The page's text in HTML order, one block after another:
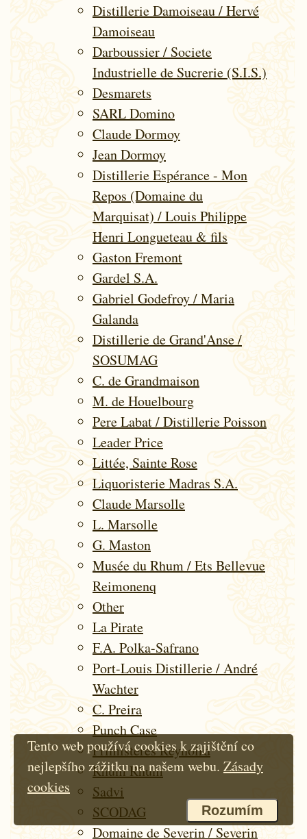
Distillerie Damoiseau / Hervé
Damoiseau
Darboussier / Societe
Industrielle de Sucrerie (S.I.S.)
Desmarets
SARL Domino
Claude Dormoy
Jean Dormoy
Distillerie Espérance - Mon
Repos (Domaine du
Marquisat) / Louis Philippe
Henri Longueteau & fils
Gaston Fremont
Gardel S.A.
Gabriel Godefroy / Maria
Galanda
Distillerie de Grand'Anse /
SOSUMAG
C. de Grandmaison
M. de Houelbourg
Pere Labat / Distillerie Poisson
Leader Price
Littée, Sainte Rose
Liquoristerie Madras S.A.
Claude Marsolle
L. Marsolle
G. Maston
Musée du Rhum / Ets Bellevue
Reimonenq
Other
La Pirate
F.A. Polka-Safrano
Port-Louis Distillerie / André
Wachter
C. Preira
Punch Case
Primisteres Reynoird
Rhum Rhum
Sadvi
SCODAG
Domaine de Severin / Severin
Tento web používá cookies k zajištění co
nejlepšího zážitku na našem webu. Zásady
cookies
Rozumím